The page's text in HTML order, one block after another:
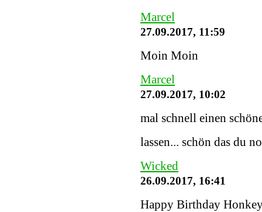
Marcel
27.09.2017, 11:59
Moin Moin
Marcel
27.09.2017, 10:02
mal schnell einen
lassen... schön das du
Wicked
26.09.2017, 16:41
Happy Birthday